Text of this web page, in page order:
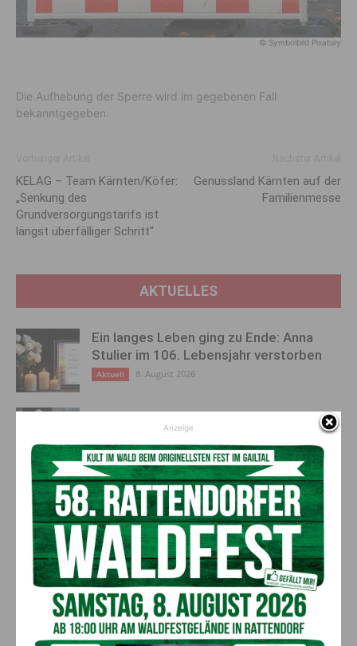
© Symbolbild Pixabay
Die Aufhebung der Sperre wird im gegebenen Fall
bekanntgegeben.
KELAG – Team Kärnten/Köfer:
„Senkung des
Grundversorgungstarifs ist
längst überfälliger Schritt“
Genussland Kärnten auf der
Familienmesse
AKTUELLES
Ein langes Leben ging zu Ende: Anna
Stulier im 106. Lebensjahr verstorben
Aktuell 8. August 2026
Ehrung für 50 Jahre Chorleitung:
Kärntner Lorbeer in Gold für Herwig
Schwarz
Aktuell 8. August 2026
„Paolo Santonino“ wird heute gespielt –
abgesagte Premiere von gestern Abend
wird morgen nachgeholt
Aktuell 8. August 2026
Anzeige
Anzeige